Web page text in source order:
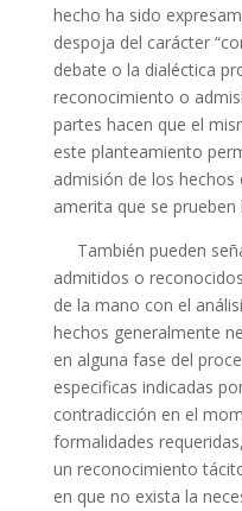
hecho ha sido
despoja del carácter
debate o la dialéctica
reconocimiento o
partes hacen que el
este planteamiento
admisión de los
amerita que se
También pueden
admitidos o
de la mano con el
hechos generalmente
en alguna fase del
especificas indicadas
contradicción en el
formalidades
un reconocimiento
en que no exista la